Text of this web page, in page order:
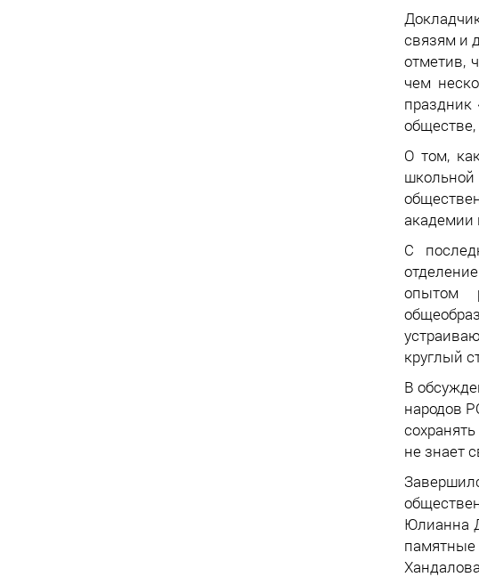
связям и
отметив,
чем
праздник
О том,
школьной
академии
С
опытом
круглый
В
народов
не знает
Юлианна
памятные